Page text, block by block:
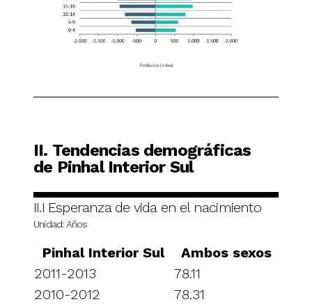
II. Tendencias demográficas
de Pinhal Interior Sul
II.I Esperanza de vida en el nacimiento
Unidad: Años
Pinhal Interior Sul
Ambos sexos
2011-2013
78.11
2010-2012
78.31